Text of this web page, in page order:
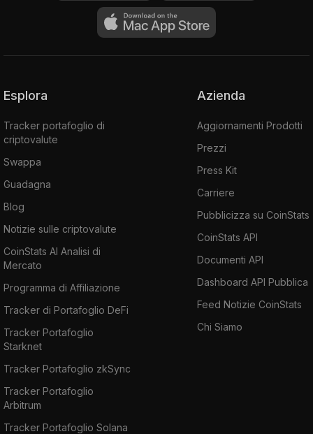
Esplora
Tracker portafoglio di
criptovalute
Swappa
Guadagna
Blog
Notizie sulle criptovalute
CoinStats AI Analisi di
Mercato
Programma di Affiliazione
Tracker di Portafoglio DeFi
Tracker Portafoglio
Starknet
Tracker Portafoglio zkSync
Tracker Portafoglio
Arbitrum
Tracker Portafoglio Solana
Azienda
Aggiornamenti Prodotti
Prezzi
Press Kit
Carriere
Pubblicizza su CoinStats
CoinStats API
Documenti API
Dashboard API Pubblica
Feed Notizie CoinStats
Chi Siamo